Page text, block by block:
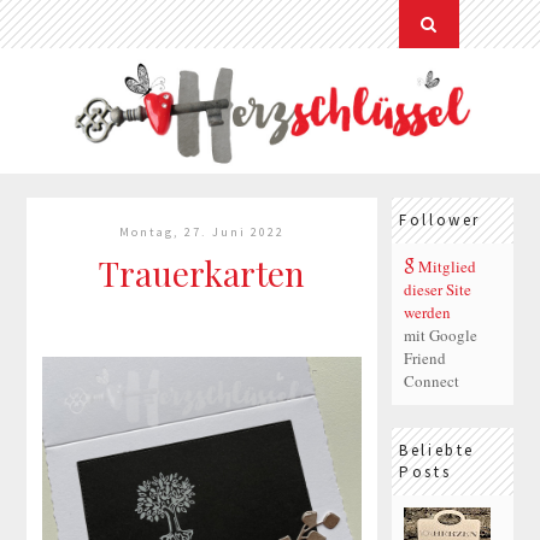
Montag, 27. Juni 2022
Trauerkarten
Follower
Mitglied
dieser Site
werden
mit Google
Friend
Connect
Beliebte
Posts